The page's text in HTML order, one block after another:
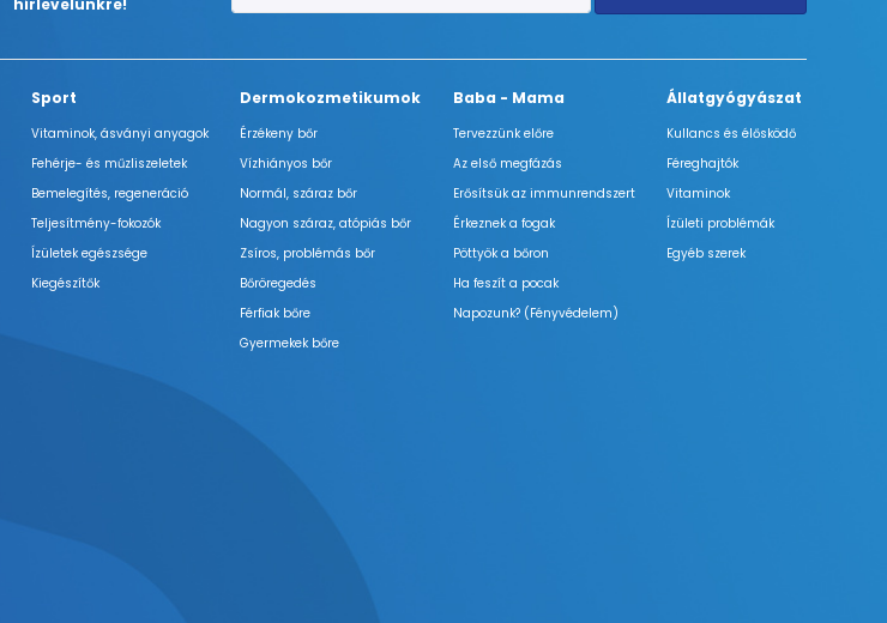
hírlevelünkre!
Sport
Vitaminok, ásványi anyagok
Fehérje- és műzliszeletek
Bemelegítés, regeneráció
Teljesítmény-fokozók
Ízületek egészsége
Kiegészítők
Dermokozmetikumok
Érzékeny bőr
Vízhiányos bőr
Normál, száraz bőr
Nagyon száraz, atópiás bőr
Zsíros, problémás bőr
Bőröregedés
Férfiak bőre
Gyermekek bőre
Baba - Mama
Tervezzünk előre
Az első megfázás
Erősítsük az immunrendszert
Érkeznek a fogak
Pöttyök a bőron
Ha feszít a pocak
Napozunk? (Fényvédelem)
Állatgyógyászat
Kullancs és élősködő
Féreghajtók
Vitaminok
Ízületi problémák
Egyéb szerek